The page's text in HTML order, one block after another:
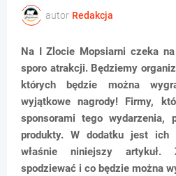
autor Redakcja
Na I Zlocie Mopsiarni czeka
sporo atrakcji. Będziemy
których będzie można
wyjątkowe nagrody! Firmy,
sponsorami tego wydarzenia,
produkty. W dodatku jest ich
właśnie niniejszy
spodziewać i co będzie można